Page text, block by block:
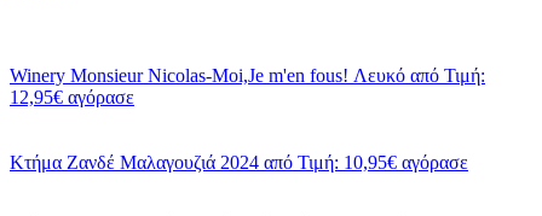
Winery Monsieur Nicolas-Moi,Je m'en fous! Λευκό από Τιμή:
12,95€ αγόρασε
Κτήμα Ζανδέ Μαλαγουζιά 2024 από Τιμή: 10,95€ αγόρασε